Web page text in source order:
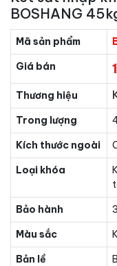
BOSHANG
Mã sản phẩm
Giá bán
Thương hiệu
Trong lượng
Kích thước ngoài
Loại khóa
Bảo hành
Màu sắc
Bản lề